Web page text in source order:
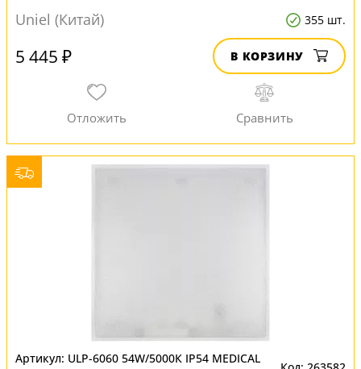
Uniel (Китай)
355 шт.
5 445 ₽ В КОРЗИНУ
ULP-6060 54W/5000К IP54 MEDICAL